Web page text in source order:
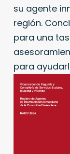
su agente
región.
para una
para